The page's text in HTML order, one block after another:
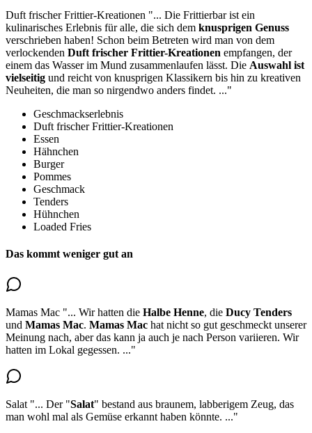
Duft frischer Frittier-Kreationen "... Die Frittierbar ist ein
kulinarisches Erlebnis für alle, die sich dem knusprigen Genuss
verschrieben haben! Schon beim Betreten wird man von dem
verlockenden Duft frischer Frittier-Kreationen empfangen, der
einem das Wasser im Mund zusammenlaufen lässt. Die Auswahl ist
vielseitig und reicht von knusprigen Klassikern bis hin zu kreativen
Neuheiten, die man so nirgendwo anders findet. ..."
Geschmackserlebnis
Duft frischer Frittier-Kreationen
Essen
Hähnchen
Burger
Pommes
Geschmack
Tenders
Hühnchen
Loaded Fries
Das kommt weniger gut an
Mamas Mac "... Wir hatten die Halbe Henne, die Ducy Tenders
und Mamas Mac. Mamas Mac hat nicht so gut geschmeckt unserer
Meinung nach, aber das kann ja auch je nach Person variieren. Wir
hatten im Lokal gegessen. ..."
Salat "... Der "Salat" bestand aus braunem, labberigem Zeug, das
man wohl mal als Gemüse erkannt haben könnte. ..."